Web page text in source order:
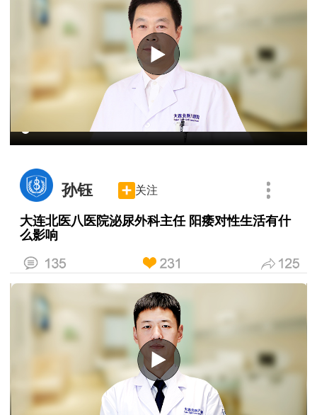
孙钰 关注
大连北医八医院泌尿外科主任 阳痿对性生活有什
么影响